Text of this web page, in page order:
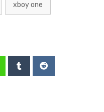
xboy one